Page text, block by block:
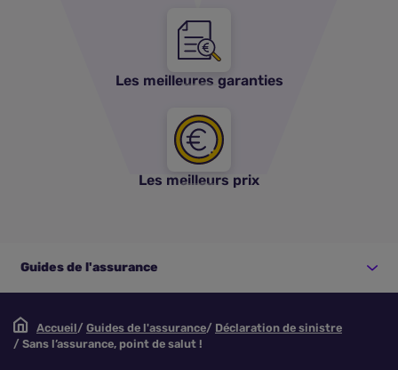
Les meilleures garanties
Les meilleurs prix
Guides de l'assurance
Accueil Guides de l'assurance
Déclaration de sinistre
Sans l’assurance, point de salut !